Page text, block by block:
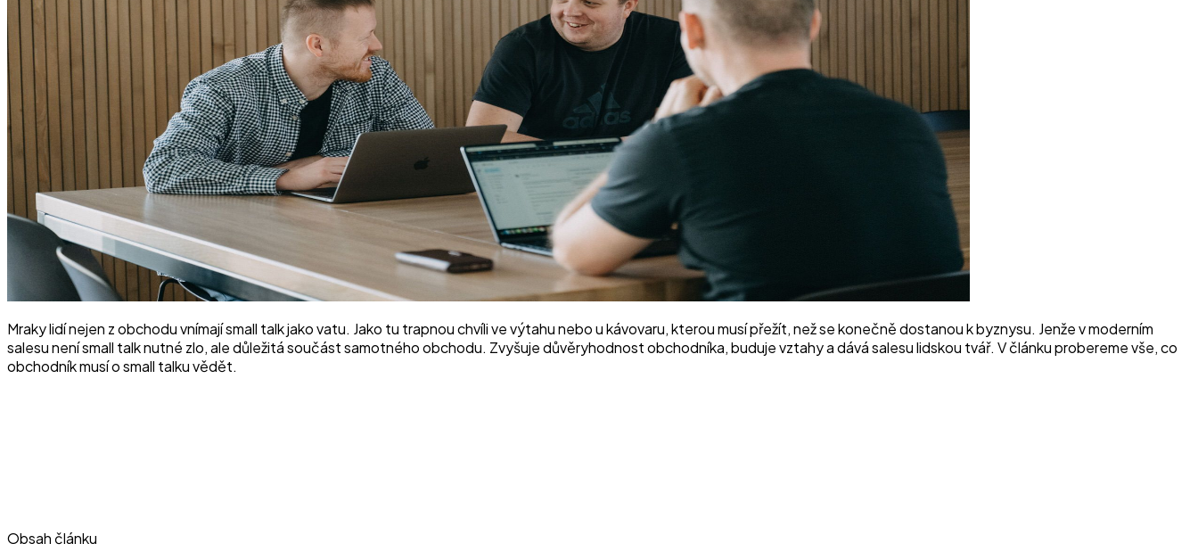
Mraky lidí nejen z obchodu vnímají small talk jako vatu. Jako tu trapnou chvíli ve výtahu nebo u kávovaru, kterou musí přežít, než se konečně dostanou k byznysu. Jenže v moderním
salesu není small talk nutné zlo, ale důležitá součást samotného obchodu. Zvyšuje důvěryhodnost obchodníka, buduje vztahy a dává salesu lidskou tvář. V článku probereme vše, co
obchodník musí o small talku vědět.
Obsah článku